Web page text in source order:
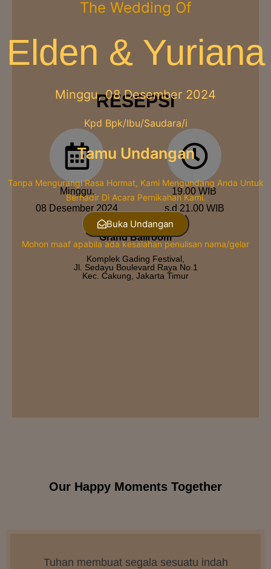
The Wedding Of
Elden & Yuriana
Minggu, 08 Desember 2024
Kpd Bpk/Ibu/Saudara/i
Tamu Undangan
Tanpa Mengurangi Rasa Hormat, Kami Mengundang Anda Untuk
Berhadir Di Acara Pernikahan Kami.
Buka Undangan
Mohon maaf apabila ada kesalahan penulisan nama/gelar
RESEPSI
Minggu,
08 Desember 2024
19.00 WIB
s.d 21.00 WIB
Sedayu City
Grand Ballroom
Komplek Gading Festival,
Jl. Sedayu Boulevard Raya No.1
Kec. Cakung, Jakarta Timur
Our Happy Moments Together
Tuhan membuat segala sesuatu indah